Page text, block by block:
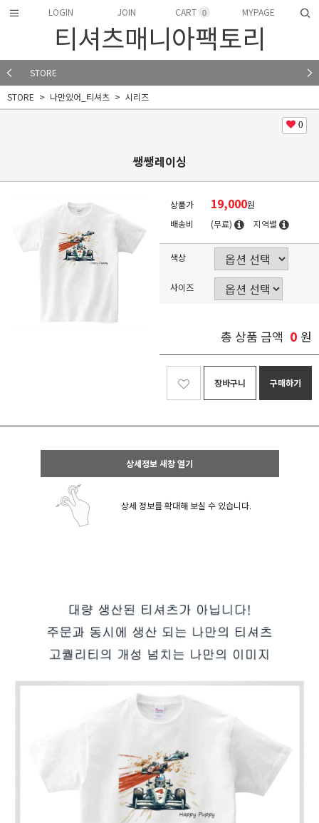
LOGIN JOIN CART 0 MYPAGE
티셔츠매니아팩토리
STORE
STORE
나만있어_티셔츠 시리즈
0
쌩쌩레이싱
상품가 19,000원
배송비
(무료) 지역별
색상
사이즈
총 상품 금액 0 원
장바구니 구매하기
상세정보 새창 열기
상세 정보를 확대해 보실 수 있습니다.